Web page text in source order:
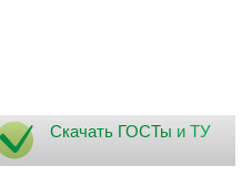
Скачать ГОСТы и ТУ